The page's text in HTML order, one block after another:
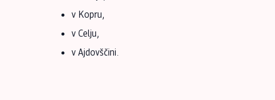
v Kopru,
v Celju,
v Ajdovščini.